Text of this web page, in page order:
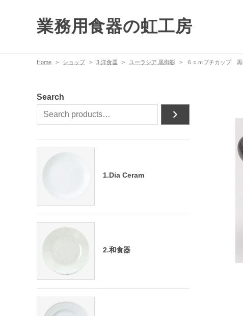
業務用食器の虹工房
Home ショップ 3.洋食器 ユーラシア 黒御影 ６ｃｍプチカップ
Search
1.Dia Ceram
2.和食器